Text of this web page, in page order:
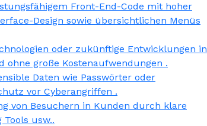
Front-End-Code mit hoher
Design sowie übersichtlichen Menüs
oder zukünftige Entwicklungen in
große Kostenaufwendungen .
Daten wie Passwörter oder
vor Cyberangriffen .
von Besuchern in Kunden durch klare
Tools usw..